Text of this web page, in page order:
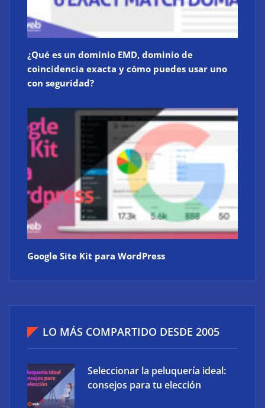
¿Qué es un dominio EMD, dominio de
coincidencia exacta y cómo puedes usar uno
con seguridad?
Google Site Kit para WordPress
LO MÁS COMPARTIDO DESDE 2005
Seleccionar la peluquería ideal:
consejos para tu elección